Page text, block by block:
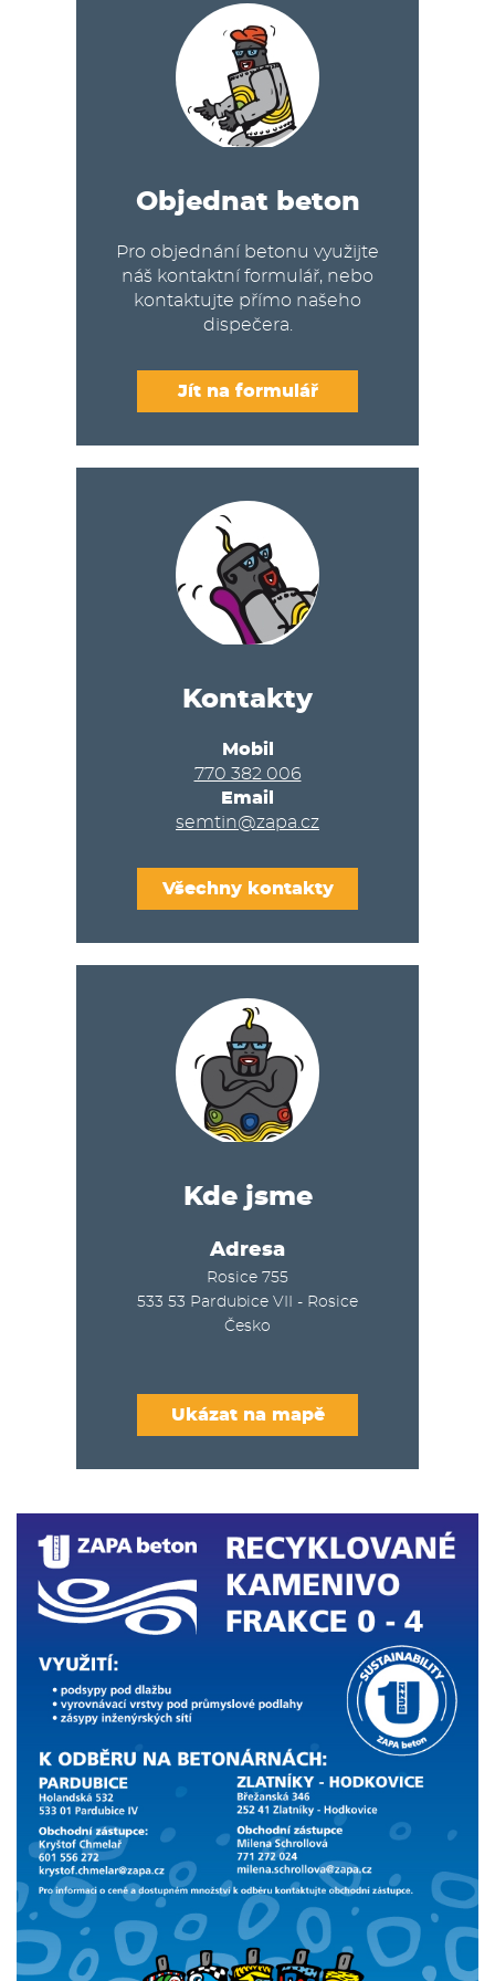
Objednat beton
Pro objednání betonu využijte
náš kontaktní formulář, nebo
kontaktujte přímo našeho
dispečera.
Jít na formulář
Kontakty
Mobil
770 382 006
Email
semtin@zapa.cz
Všechny kontakty
Kde jsme
Adresa
Rosice 755
533 53 Pardubice VII - Rosice
Česko
Ukázat na mapě